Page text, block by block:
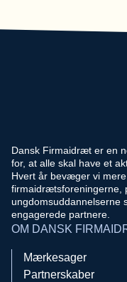
Dansk Firmaidræt er en
for, at alle skal have et
Hvert år bevæger vi
firmaidrætsforeningerne,
ungdomsuddannelserne
engagerede partnere.
OM DANSK
Mærkesager
Partnerskaber